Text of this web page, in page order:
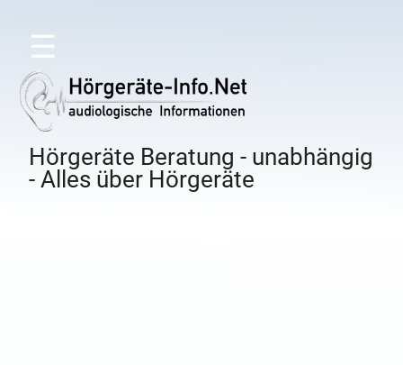
☰
Hörgeräte Beratung - unabhängig
- Alles über Hörgeräte